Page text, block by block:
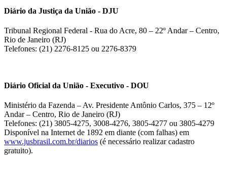
Diário da Justiça da União - DJU
Tribunal Regional Federal - Rua do Acre, 80 – 22º Andar – Centro,
Rio de Janeiro (RJ)
Telefones: (21) 2276-8125 ou 2276-8379
Diário Oficial da União - Executivo - DOU
Ministério da Fazenda – Av. Presidente Antônio Carlos, 375 – 12º
Andar – Centro, Rio de Janeiro (RJ)
Telefones: (21) 3805-4275, 3008-4276, 3805-4277 ou 3805-4279
Disponível na Internet de 1892 em diante (com falhas) em
www.jusbrasil.com.br/diarios (é necessário realizar cadastro
gratuito).